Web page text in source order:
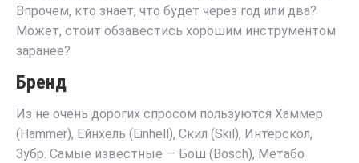
Впрочем, кто знает, что будет через год или два?
Может, стоит обзавестись хорошим инструментом
заранее?
Бренд
Из не очень дорогих спросом пользуются Хаммер
(Hammer), Ейнхель (Einhell), Скил (Skil), Интерскол,
Зубр. Самые известные — Бош (Bosch), Метабо